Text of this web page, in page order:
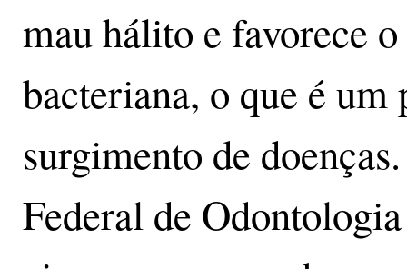
mau hálito e favorece
bacteriana, o que é um
surgimento de
Federal de